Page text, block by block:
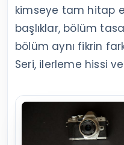
kimseye tam hitap
başlıklar, bölüm
bölüm aynı fikrin
Seri, ilerleme hissi